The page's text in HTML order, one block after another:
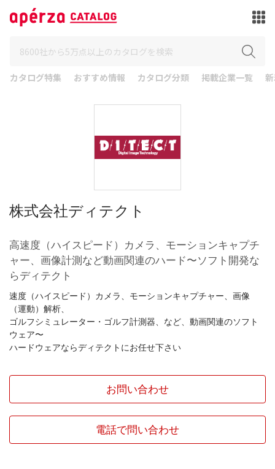
カタログ特集 おすすめ情報 カタログ分類 掲載企業一覧
株式会社ディテクト
高速度（ハイスピード）カメラ、モーションキャプチ
ャー、画像計測など動画関連のハード〜ソフト開発な
らディテクト
速度（ハイスピード）カメラ、モーションキャプチャー、画像
（運動）解析、
ゴルフシミュレーター・ゴルフ計測器、など、動画関連のソフト
ウェア〜
ハードウェアならディテクトにお任せ下さい
お問い合わせ
電話で問い合わせ